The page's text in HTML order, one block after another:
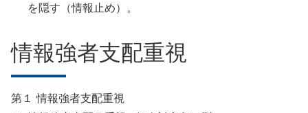
を隠す（情報止め）。
情報強者支配重視
第１ 情報強者支配重視